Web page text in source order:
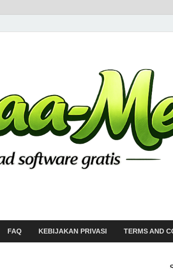
FAQ KEBIJAKAN PRIVASI TERMS AND